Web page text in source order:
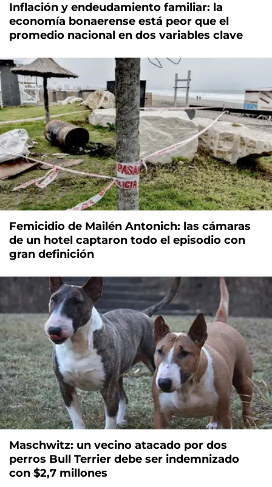
Inflación y endeudamiento familiar: la
economía bonaerense está peor que el
promedio nacional en dos variables clave
Femicidio de Mailén Antonich: las cámaras
de un hotel captaron todo el episodio con
gran definición
Maschwitz: un vecino atacado por dos
perros Bull Terrier debe ser indemnizado
con $2,7 millones